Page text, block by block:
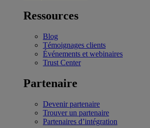
Ressources
Blog
Témoignages clients
Événements et webinaires
Trust Center
Partenaire
Devenir partenaire
Trouver un partenaire
Partenaires d’intégration